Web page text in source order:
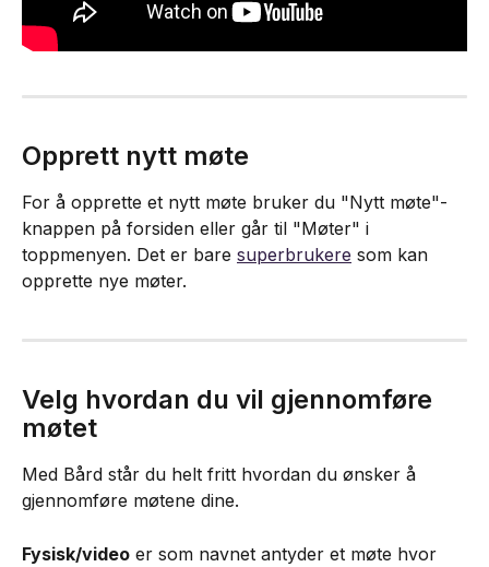
Opprett nytt møte
For å opprette et nytt møte bruker du "Nytt møte"-
knappen på forsiden eller går til "Møter" i
toppmenyen. Det er bare superbrukere som kan
opprette nye møter.
Velg hvordan du vil gjennomføre
møtet
Med Bård står du helt fritt hvordan du ønsker å
gjennomføre møtene dine.
Fysisk/video er som navnet antyder et møte hvor